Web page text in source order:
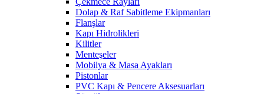
Dolap & Raf Sabitleme Ekipmanları
Flanşlar
Kapı Hidrolikleri
Kilitler
Menteşeler
Mobilya & Masa Ayakları
Pistonlar
PVC Kapı & Pencere Aksesuarları